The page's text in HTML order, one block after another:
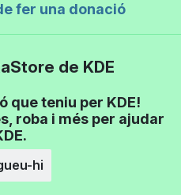
fer una donació
de KDE
que teniu per KDE!
roba i més per ajudar
hi